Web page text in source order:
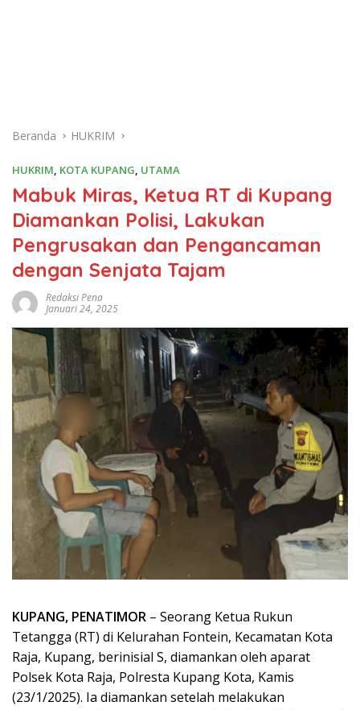
Beranda HUKRIM
HUKRIM, KOTA KUPANG, UTAMA
Mabuk Miras, Ketua RT di Kupang
Diamankan Polisi, Lakukan
Pengrusakan dan Pengancaman
dengan Senjata Tajam
Redaksi Pena
Januari 24, 2025
KUPANG, PENATIMOR – Seorang Ketua Rukun
Tetangga (RT) di Kelurahan Fontein, Kecamatan Kota
Raja, Kupang, berinisial S, diamankan oleh aparat
Polsek Kota Raja, Polresta Kupang Kota, Kamis
(23/1/2025). Ia diamankan setelah melakukan